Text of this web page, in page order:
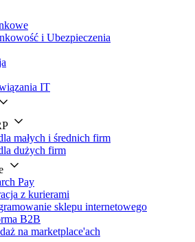
i Ubezpieczenia
IT
małych i średnich firm
dużych firm
Pay
z kurierami
sklepu internetowego
B2B
na marketplace'ach